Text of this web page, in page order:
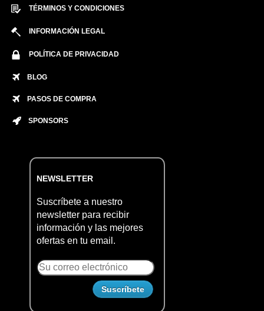
TÉRMINOS Y CONDICIONES
INFORMACIÓN LEGAL
POLÍTICA DE PRIVACIDAD
BLOG
PASOS DE COMPRA
SPONSORS
NEWSLETTER
Suscríbete a nuestro
newsletter para recibir
información y las mejores
ofertas en tu email.